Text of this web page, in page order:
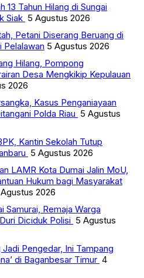
13 Tahun Hilang di Sungai
Siak 5 Agustus 2026
Petani Diserang Beruang di
Pelalawan 5 Agustus 2026
Hilang, Pompong
Desa Mengkikip Kepulauan
2026
Kasus Penganiayaan
Polda Riau 5 Agustus
Kantin Sekolah Tutup
5 Agustus 2026
LAMR Kota Dumai Jalin MoU,
Hukum bagi Masyarakat
2026
Samurai, Remaja Warga
Diciduk Polisi 5 Agustus
Pengedar, Ini Tampang
di Baganbesar Timur 4